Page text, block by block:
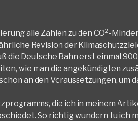
alle Zahlen zu den CO²-
Revision der
die Deutsche Bahn erst einmal
wie man die angekündigten
an den Voraussetzungen, um
die ich in meinem
So richtig wundern tu ich